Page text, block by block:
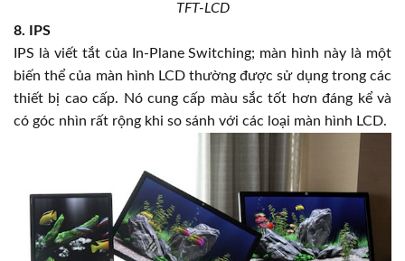
TFT-LCD
8. IPS
IPS là viết tắt của In-Plane Switching; màn hình này là một
biến thể của màn hình LCD thường được sử dụng trong các
thiết bị cao cấp. Nó cung cấp màu sắc tốt hơn đáng kể và
có góc nhìn rất rộng khi so sánh với các loại màn hình LCD.